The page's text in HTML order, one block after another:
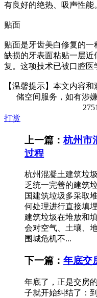
有良好的绝热、吸声性能
贴面
贴面是牙齿美白修复的
缺损的牙表面粘贴一层
复。这项技术已被口腔医
【温馨提示】本文内容
储空间服务，如有涉
打赏
上一篇：杭州市
过程
杭州混凝土建筑垃
乏统一完善的建筑
国建筑垃圾多采取
何处理进行直接填
建筑垃圾在堆放和
会对空气、土壤、
围城危机不...
下一篇： 年底交
年底了，正是交房
子就开始纠结了：